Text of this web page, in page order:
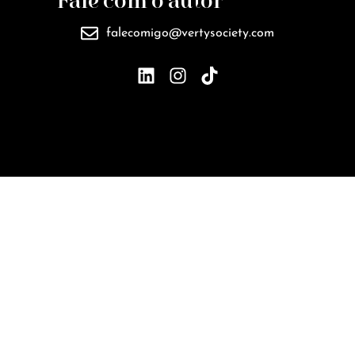
falecomigo@vertysociety.com